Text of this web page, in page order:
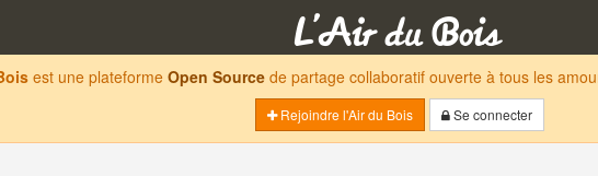
est une plateforme Open Source de partage collaboratif ouverte à tous les
Rejoindre l'Air du Bois
Se connecter